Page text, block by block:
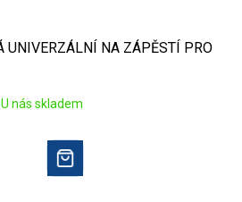
UNIVERZÁLNÍ NA ZÁPĚSTÍ PRO
U nás skladem